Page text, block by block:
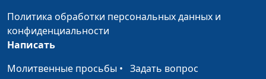
Политика обработки персональных данных и
конфиденциальности
Написать
Молитвенные просьбы • Задать вопрос